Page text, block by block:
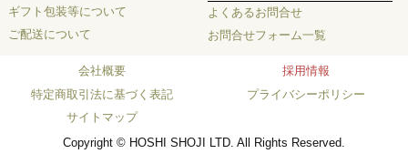
ギフト包装等について
ご配送について
よくあるお問合せ
お問合せフォーム一覧
会社概要
採用情報
特定商取引法に基づく表記
プライバシーポリシー
サイトマップ
Copyright © HOSHI SHOJI LTD. All Rights Reserved.